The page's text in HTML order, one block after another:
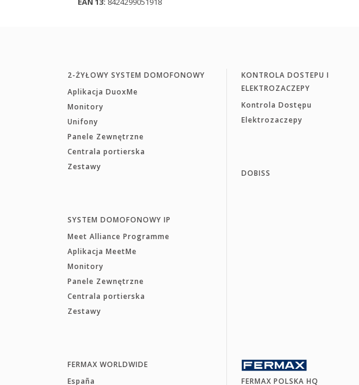
2-ŻYŁOWY SYSTEM DOMOFONOWY
Aplikacja DuoxMe
Monitory
Unifony
Panele Zewnętrzne
Centrala portierska
Zestawy
SYSTEM DOMOFONOWY IP
Meet Alliance Programme
Aplikacja MeetMe
Monitory
Panele Zewnętrzne
Centrala portierska
Zestawy
KONTROLA DOSTEPU I
ELEKTROZACZEPY
Kontrola Dostępu
Elektrozaczepy
DOBISS
FERMAX WORLDWIDE
España
FERMAX POLSKA HQ